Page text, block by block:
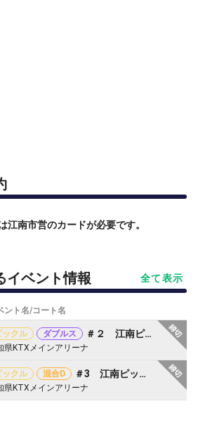
江南市営のカードが必要です。
イベント情報 全て表示
ント名/コート名
ックル ダブルス ＃２ 江南ピックルボール交流会
県KTXメインアリーナ
ックル 混合D ＃3 江南ピックルボール交流会
県KTXメインアリーナ